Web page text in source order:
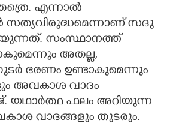
എന്നാൽ
സദു
സംസ്ഥാനത്ത്
അതല്ല,
ഭരണം ഉണ്ടാകുമെന്നും
അവകാശ വാദം
യഥാർത്ഥ ഫലം അറിയുന്ന
വാദങ്ങളും തുടരും.